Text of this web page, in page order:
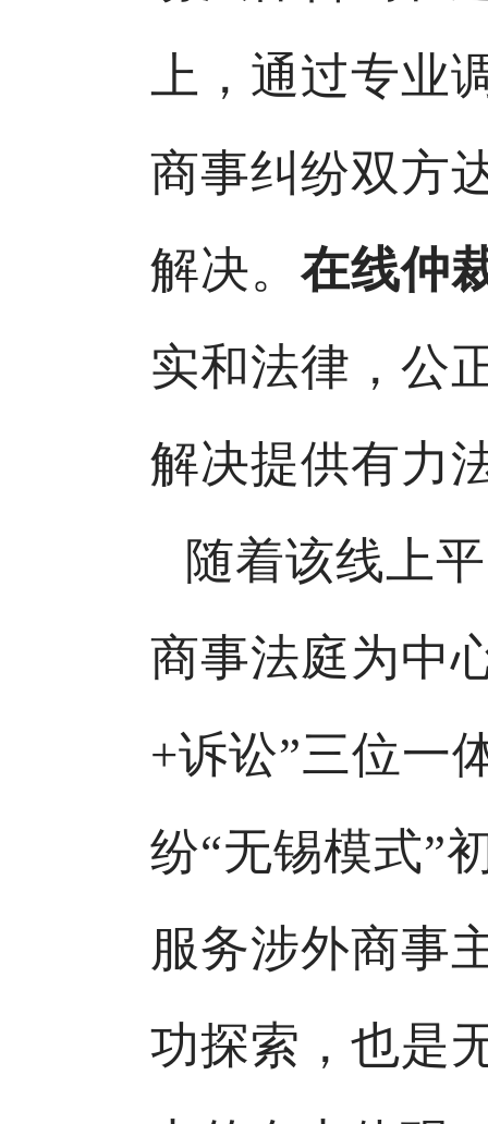
上，通过专业
商事纠纷双方
解决。 在线仲
实和法律，公
解决提供有力
随着该线上
商事法庭为中
+诉讼”三位一
纷“无锡模式”
服务涉外商事
功探索，也是